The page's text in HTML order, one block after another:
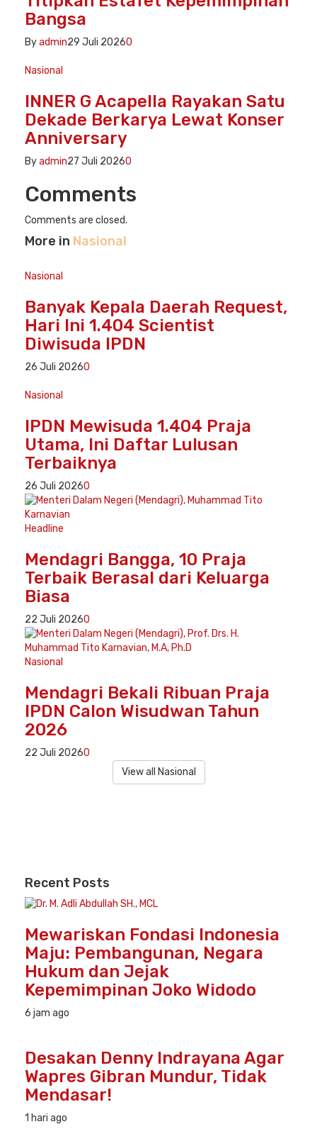
Bangsa
Byadmin29 Juli 20260
Nasional
INNER G Acapella Rayakan Satu
Dekade Berkarya Lewat Konser
Anniversary
Byadmin27 Juli 20260
Comments
Comments are closed.
More in Nasional
Nasional
Banyak Kepala Daerah Request,
Hari Ini 1.404 Scientist
Diwisuda IPDN
26 Juli 20260
Nasional
IPDN Mewisuda 1.404 Praja
Utama, Ini Daftar Lulusan
Terbaiknya
26 Juli 20260
Headline
Mendagri Bangga, 10 Praja
Terbaik Berasal dari Keluarga
Biasa
22 Juli 20260
Nasional
Mendagri Bekali Ribuan Praja
IPDN Calon Wisudwan Tahun
2026
22 Juli 20260
View all Nasional
Recent Posts
Mewariskan Fondasi Indonesia
Maju: Pembangunan, Negara
Hukum dan Jejak
Kepemimpinan Joko Widodo
6 jam ago
Desakan Denny Indrayana Agar
Wapres Gibran Mundur, Tidak
Mendasar!
1 hari ago